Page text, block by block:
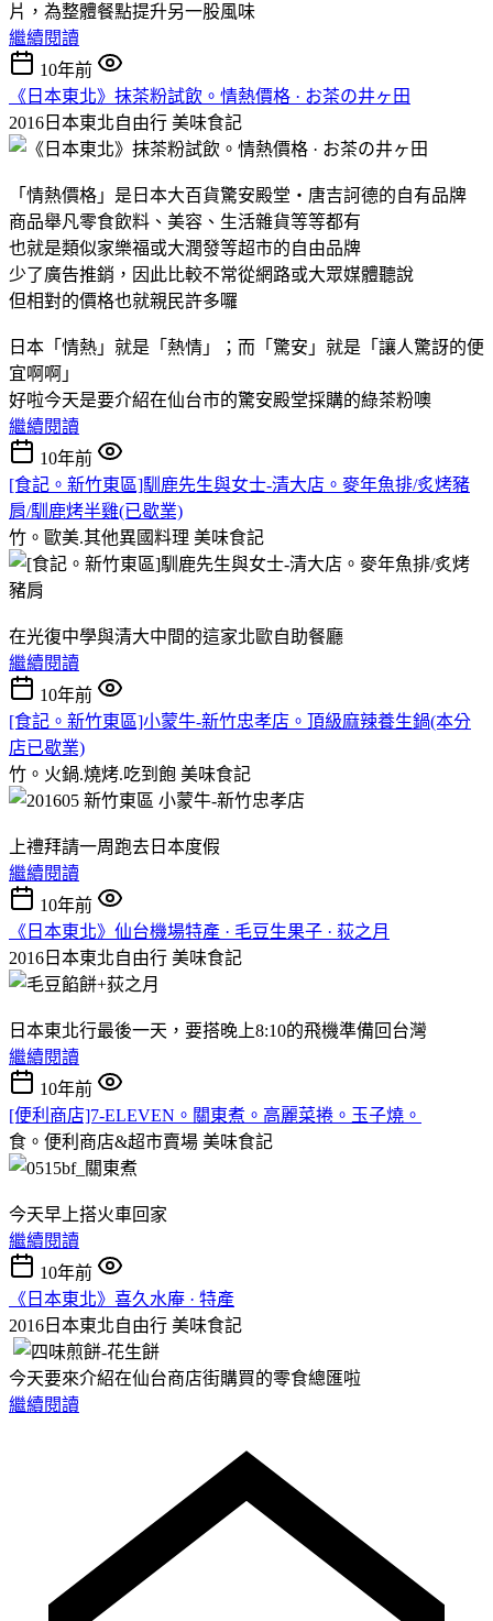
片，為整體餐點提升另一股風味
繼續閱讀
10年前
《日本東北》抹茶粉試飲。情熱價格 · お茶の井ヶ田
2016日本東北自由行 美味食記
「情熱價格」是日本大百貨驚安殿堂・唐吉訶德的自有品牌
商品舉凡零食飲料、美容、生活雜貨等等都有
也就是類似家樂福或大潤發等超市的自由品牌
少了廣告推銷，因此比較不常從網路或大眾媒體聽說
但相對的價格也就親民許多囉
日本「情熱」就是「熱情」；而「驚安」就是「讓人驚訝的便
宜啊啊」
好啦今天是要介紹在仙台市的驚安殿堂採購的綠茶粉噢
繼續閱讀
10年前
[食記。新竹東區]馴鹿先生與女士-清大店。麥年魚排/炙烤豬
肩/馴鹿烤半雞(已歇業)
竹。歐美.其他異國料理 美味食記
在光復中學與清大中間的這家北歐自助餐廳
繼續閱讀
10年前
[食記。新竹東區]小蒙牛-新竹忠孝店。頂級麻辣養生鍋(本分
店已歇業)
竹。火鍋.燒烤.吃到飽 美味食記
上禮拜請一周跑去日本度假
繼續閱讀
10年前
《日本東北》仙台機場特產 · 毛豆生果子 · 荻之月
2016日本東北自由行 美味食記
日本東北行最後一天，要搭晚上8:10的飛機準備回台灣
繼續閱讀
10年前
[便利商店]7-ELEVEN。關東煮。高麗菜捲。玉子燒。
食。便利商店&超市賣場 美味食記
今天早上搭火車回家
繼續閱讀
10年前
《日本東北》喜久水庵 · 特產
2016日本東北自由行 美味食記
今天要來介紹在仙台商店街購買的零食總匯啦
繼續閱讀